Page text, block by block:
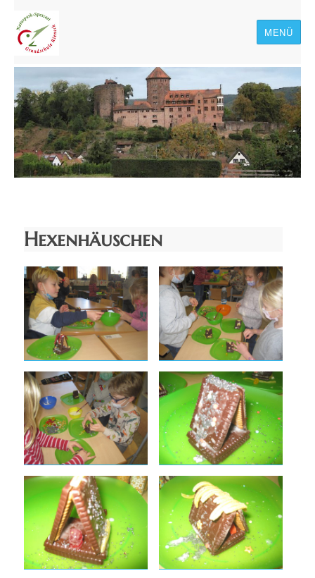
MENÜ
Hexenhäuschen